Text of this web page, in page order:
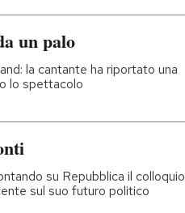
un palo
la cantante ha riportato una
lo spettacolo
su Repubblica il colloquio
sul suo futuro politico